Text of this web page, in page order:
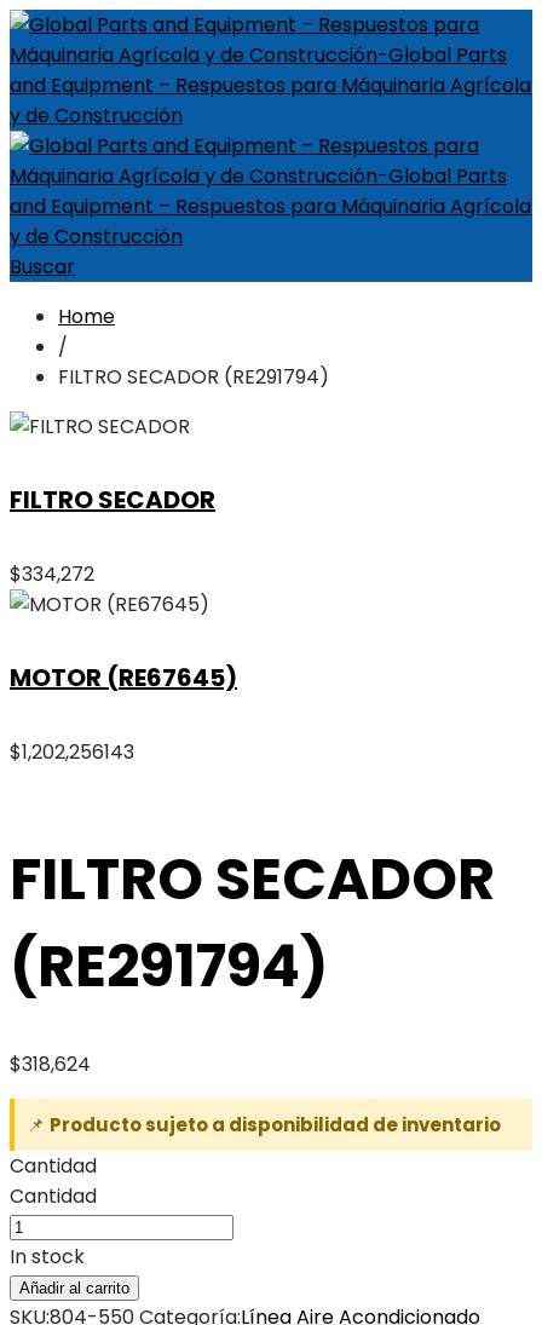
Buscar
Home
/
FILTRO SECADOR (RE291794)
FILTRO SECADOR
$334,272
MOTOR (RE67645)
$1,202,256143
FILTRO SECADOR
(RE291794)
$318,624
📌 Producto sujeto a disponibilidad de inventario
Cantidad
Cantidad
In stock
Añadir al carrito
SKU:804-550Categoría:Línea Aire Acondicionado